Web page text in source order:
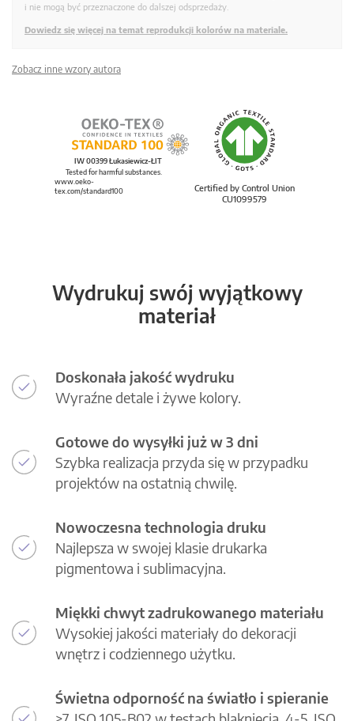
i nie mogą być przeznaczone do dalszej odsprzedaży.
Dowiedz się więcej na temat reprodukcji kolorów na materiale.
Zobacz inne wzory autora
Certified by Control Union
CU1099579
IW 00399 Łukasiewicz-ŁIT
Tested for harmful substances.
www.oeko-
tex.com/standard100
Wydrukuj swój wyjątkowy
materiał
Doskonała jakość wydruku
Wyraźne detale i żywe kolory.
Gotowe do wysyłki już w 3 dni
Szybka realizacja przyda się w przypadku
projektów na ostatnią chwilę.
Nowoczesna technologia druku
Najlepsza w swojej klasie drukarka
pigmentowa i sublimacyjna.
Miękki chwyt zadrukowanego materiału
Wysokiej jakości materiały do dekoracji
wnętrz i codziennego użytku.
Świetna odporność na światło i spieranie